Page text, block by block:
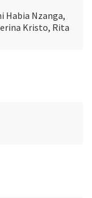
Habia Nzanga,
Kristo, Rita